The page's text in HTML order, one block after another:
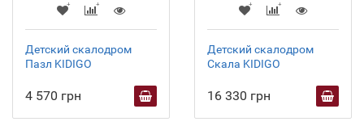
Детский скалодром
Пазл KIDIGO
4 570 грн
Детский скалодром
Скала KIDIGO
16 330 грн